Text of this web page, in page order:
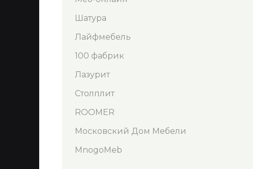
Шатура
Лайфмебель
100 фабрик
Лазурит
Столплит
ROOMER
Московский Дом Мебели
MnogoMeb